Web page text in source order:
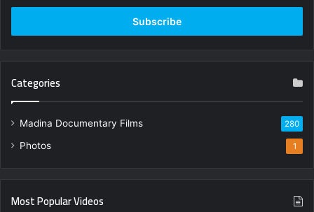
Email
Categories
Madina Documentary Films 280
Photos 1
Most Popular Videos